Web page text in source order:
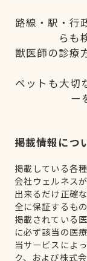
路線・駅・行
らも
獣医師の診療
ペットも大切
ー
掲載情報につ
掲載している各
会社ウェルネス
出来るだけ正確
全に保証するも
掲載されている
に必ず該当の医
当サービスによ
ク、および株式